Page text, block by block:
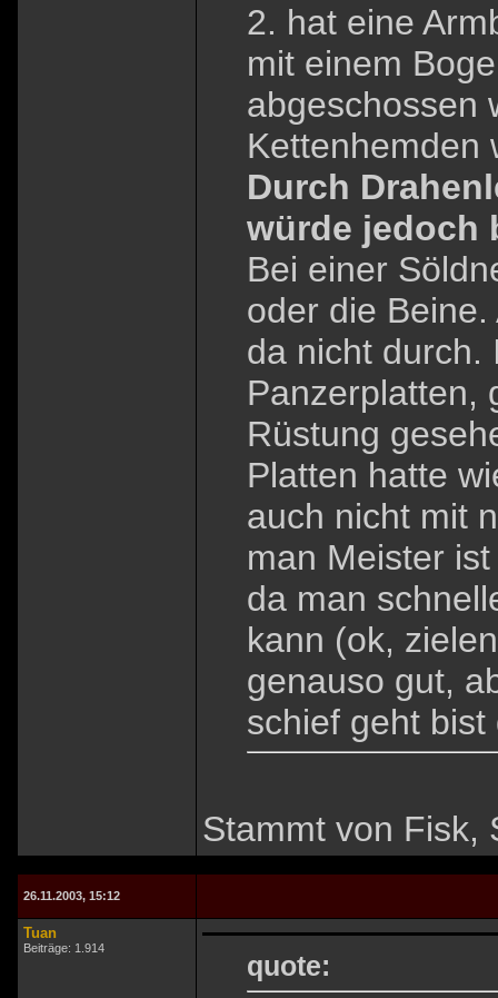
2. hat eine
mit einem
abgeschossen
Kettenhemden
Durch
würde jedoch
Bei einer
oder die
da nicht durch.
Panzerplatten,
Rüstung
Platten hatte
auch nicht mit
man Meister
da man
kann (ok,
genauso gut,
schief geht
Stammt von Fisk,
26.11.2003, 15:12
Tuan
Beiträge: 1.914
quote: